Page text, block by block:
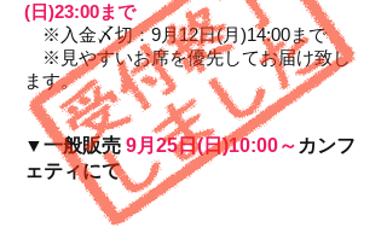
(日)23:00まで
※入金〆切：9月12日(月)14:00まで
※見やすいお席を優先してお届け致し
ます。
▼一般販売 9月25日(日)10:00～ カンフ
ェティにて